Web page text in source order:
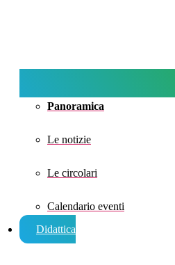
Panoramica
Le notizie
Le circolari
Calendario eventi
Didattica